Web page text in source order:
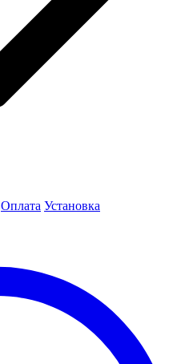
Оплата Установка